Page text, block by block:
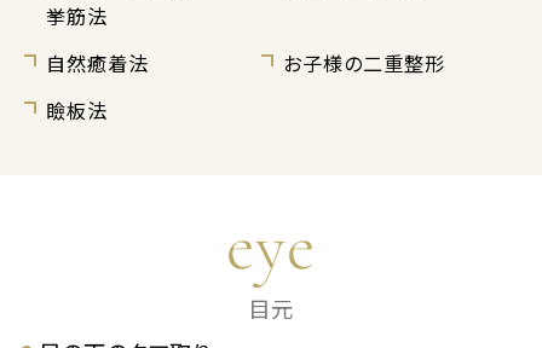
挙筋法
自然癒着法
お子様の二重整形
瞼板法
eye
目元